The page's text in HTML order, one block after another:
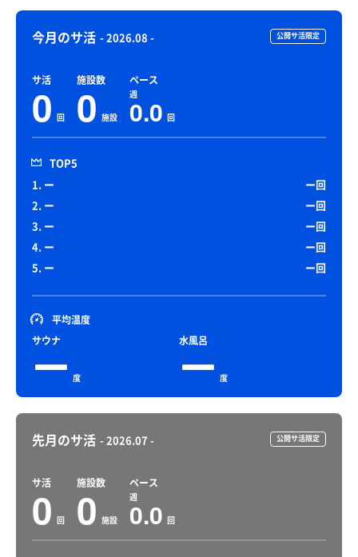
今月のサ活 - 2026.08 - 公開サ活限定
サ活
0 回
施設数
0 施設
ペース
週
0.0 回
TOP5
1. ー
ー回
2. ー
ー回
3. ー
ー回
4. ー
ー回
5. ー
ー回
平均温度
サウナ
ー 度
水風呂
ー 度
先月のサ活 - 2026.07 - 公開サ活限定
サ活
0 回
施設数
0 施設
ペース
週
0.0 回